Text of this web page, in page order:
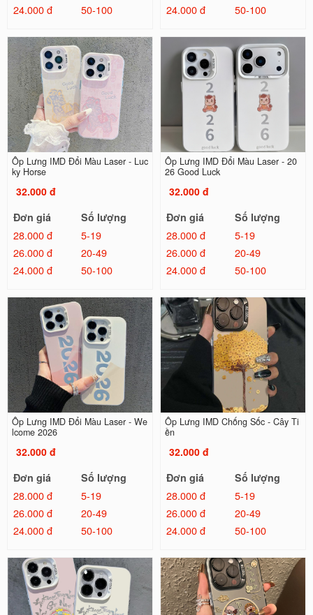
24.000 đ 50-100 24.000 đ 50-100
Ốp Lưng IMD Đổi Màu Laser - Luc
ky Horse
32.000 đ
Đơn giá
Số lượng
28.000 đ
5-19
26.000 đ
20-49
24.000 đ
50-100
Ốp Lưng IMD Đổi Màu Laser - 20
26 Good Luck
32.000 đ
Đơn giá
Số lượng
28.000 đ
5-19
26.000 đ
20-49
24.000 đ
50-100
Ốp Lưng IMD Đổi Màu Laser - We
lcome 2026
32.000 đ
Đơn giá
Số lượng
28.000 đ
5-19
26.000 đ
20-49
24.000 đ
50-100
Ốp Lưng IMD Chống Sốc - Cây Ti
ền
32.000 đ
Đơn giá
Số lượng
28.000 đ
5-19
26.000 đ
20-49
24.000 đ
50-100